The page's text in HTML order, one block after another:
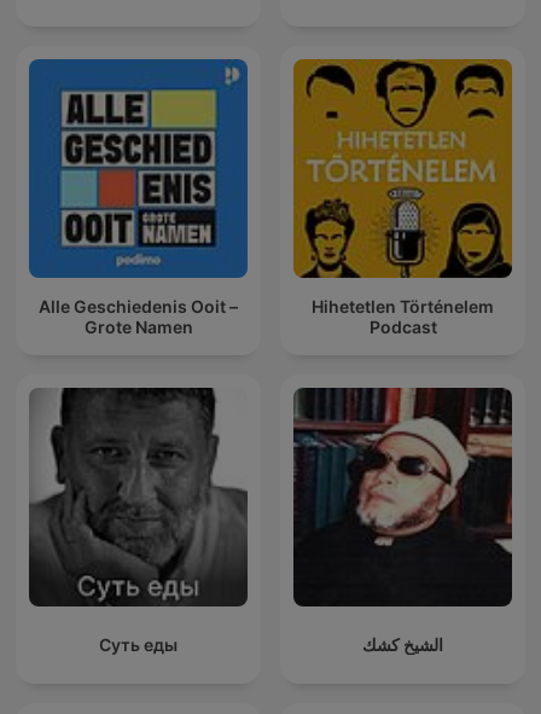
Alle Geschiedenis Ooit –
Grote Namen
Hihetetlen Történelem
Podcast
Суть еды الشيخ كشك